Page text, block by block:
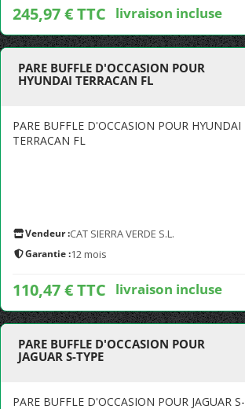
245,97 € TTC livraison incluse
PARE BUFFLE D'OCCASION POUR
HYUNDAI TERRACAN FL
PARE BUFFLE D'OCCASION POUR HYUNDAI
TERRACAN FL
Vendeur :CAT SIERRA VERDE S.L.
Garantie :12 mois
110,47 € TTC livraison incluse
PARE BUFFLE D'OCCASION POUR
JAGUAR S-TYPE
PARE BUFFLE D'OCCASION POUR JAGUAR S-